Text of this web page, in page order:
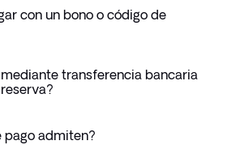
con un bono o código de
mediante transferencia bancaria
pago admiten?